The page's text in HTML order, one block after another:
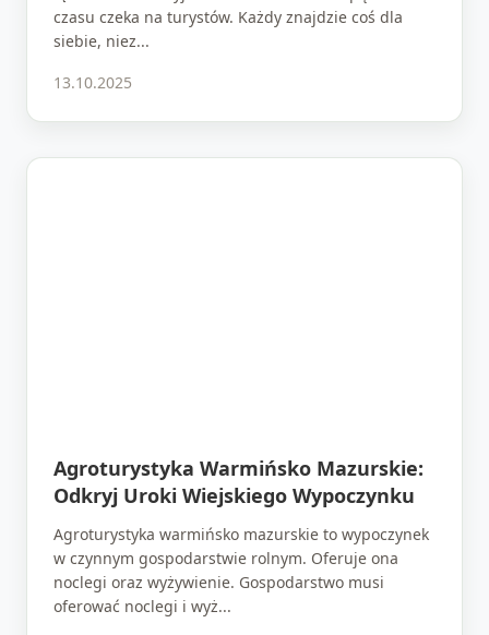
czasu czeka na turystów. Każdy znajdzie coś dla
siebie, niez...
13.10.2025
Agroturystyka Warmińsko Mazurskie:
Odkryj Uroki Wiejskiego Wypoczynku
Agroturystyka warmińsko mazurskie to wypoczynek
w czynnym gospodarstwie rolnym. Oferuje ona
noclegi oraz wyżywienie. Gospodarstwo musi
oferować noclegi i wyż...